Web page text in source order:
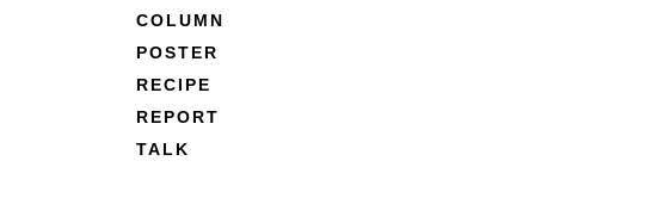
COLUMN
POSTER
RECIPE
REPORT
TALK